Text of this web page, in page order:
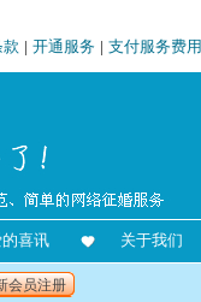
| 开通服务 | 支付服务费用
喜讯 关于我们
会员注册